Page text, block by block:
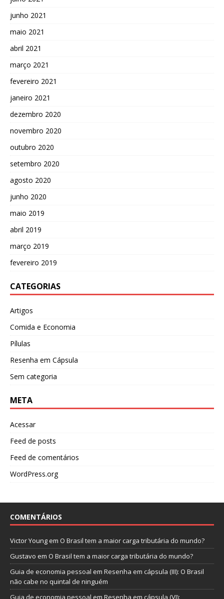
junho 2021
maio 2021
abril 2021
março 2021
fevereiro 2021
janeiro 2021
dezembro 2020
novembro 2020
outubro 2020
setembro 2020
agosto 2020
junho 2020
maio 2019
abril 2019
março 2019
fevereiro 2019
CATEGORIAS
Artigos
Comida e Economia
Pílulas
Resenha em Cápsula
Sem categoria
META
Acessar
Feed de posts
Feed de comentários
WordPress.org
COMENTÁRIOS
Victor Youngem O Brasil tem a maior carga tributária do mundo?
Gustavo em O Brasil tem a maior carga tributária do mundo?
Guia de economia pessoal em Resenha em cápsula (III): O Brasil
não cabe no quintal de ninguém
Guia de economia pessoal em Resenha em cápsula (VI):